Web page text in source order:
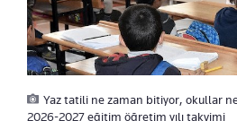
Yaz tatili ne zaman bitiyor, okullar
2026-2027 eğitim öğretim yılı takvimi